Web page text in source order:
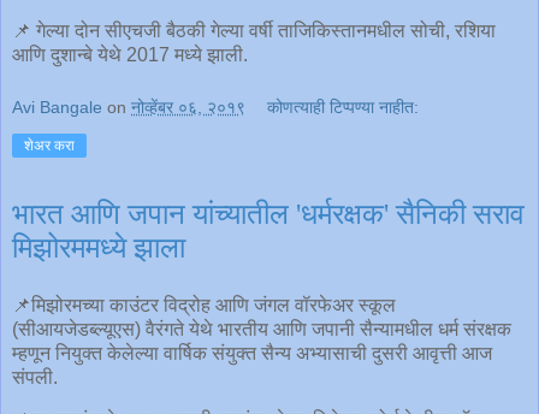
📌 गेल्या दोन सीएचजी बैठकी गेल्या वर्षी ताजिकिस्तानमधील सोची, रशिया
आणि दुशान्बे येथे 2017 मध्ये झाली.
Avi Bangale on नोव्हेंबर ०६, २०१९ कोणत्याही टिप्पण्‍या नाहीत:
शेअर करा
भारत आणि जपान यांच्यातील 'धर्मरक्षक' सैनिकी सराव
मिझोरममध्ये झाला
📌मिझोरमच्या काउंटर विद्रोह आणि जंगल वॉरफेअर स्कूल
(सीआयजेडब्ल्यूएस) वैरंगते येथे भारतीय आणि जपानी सैन्यामधील धर्म संरक्षक
म्हणून नियुक्त केलेल्या वार्षिक संयुक्त सैन्य अभ्यासाची दुसरी आवृत्ती आज
संपली.